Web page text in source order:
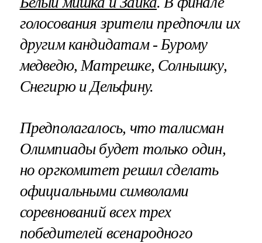
голосования зрители предпочли их
другим кандидатам - Бурому
медведю, Матрешке, Солнышку,
Снегирю и Дельфину.
Предполагалось, что талисман
Олимпиады будет только один,
но оргкомитет решил сделать
официальными символами
соревнований всех трех
победителей всенародного